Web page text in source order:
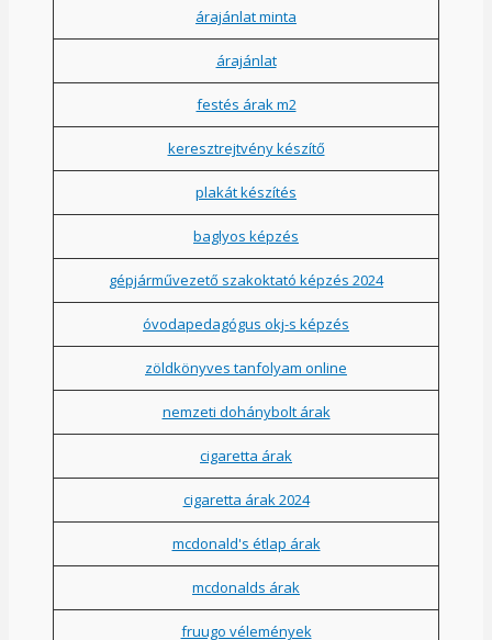
árajánlat minta
árajánlat
festés árak m2
keresztrejtvény készítő
plakát készítés
baglyos képzés
gépjárművezető szakoktató képzés 2024
óvodapedagógus okj-s képzés
zöldkönyves tanfolyam online
nemzeti dohánybolt árak
cigaretta árak
cigaretta árak 2024
mcdonald's étlap árak
mcdonalds árak
fruugo vélemények